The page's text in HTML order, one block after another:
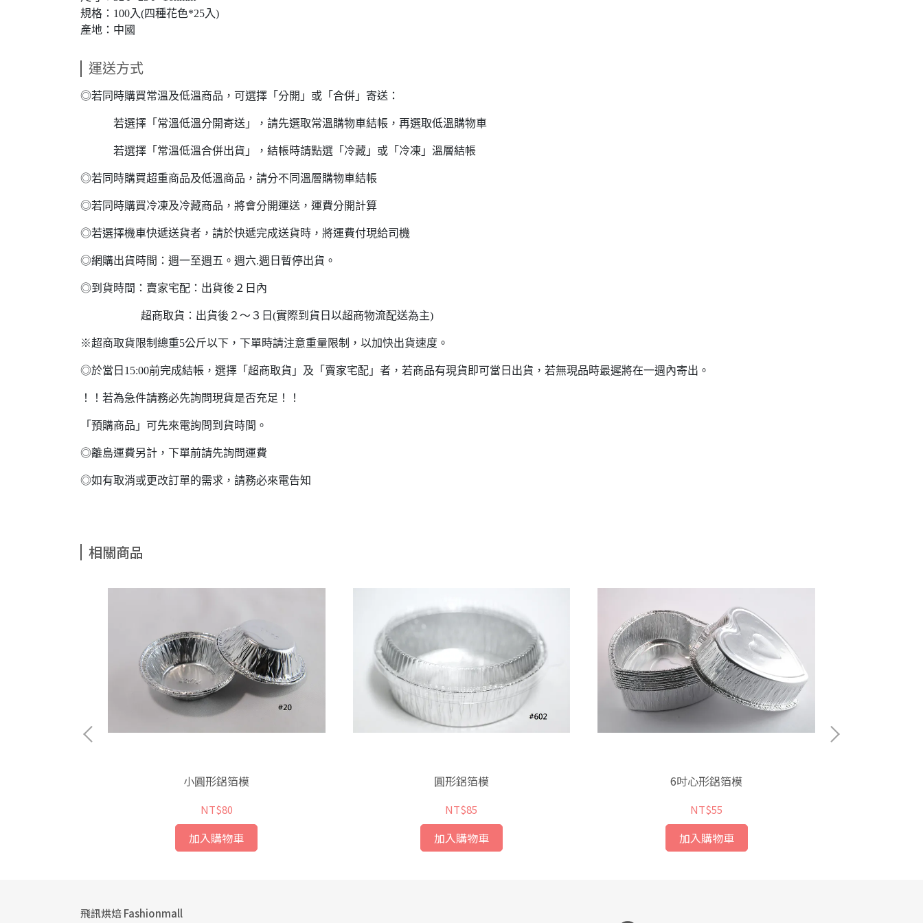
規格：100入(四種花色*25入)
產地：中國
運送方式
◎若同時購買常溫及低溫商品，可選擇「分開」或「合併」寄送：
若選擇「常溫低溫分開寄送」，請先選取常溫購物車結帳，再選取低溫購物車
若選擇「常溫低溫合併出貨」，結帳時請點選「冷藏」或「冷凍」溫層結帳
◎若同時購買超重商品及低溫商品，請分不同溫層購物車結帳
◎若同時購買冷凍及冷藏商品，將會分開運送，運費分開計算
◎若選擇機車快遞送貨者，請於快遞完成送貨時，將運費付現給司機
◎網購出貨時間：週一至週五。週六.週日暫停出貨。
◎到貨時間：賣家宅配：出貨後２日內
超商取貨：出貨後２～３日(實際到貨日以超商物流配送為主)
※超商取貨限制總重5公斤以下，下單時請注意重量限制，以加快出貨速度。
◎於當日15:00前完成結帳，選擇「超商取貨」及「賣家宅配」者，若商品有現貨即可當日出貨，若無現品時最遲將在一週內寄出。
！！若為急件請務必先詢問現貨是否充足！！
「預購商品」可先來電詢問到貨時間。
◎離島運費另計，下單前請先詢問運費
◎如有取消或更改訂單的需求，請務必來電告知
相關商品
小圓形鋁箔模
NT$80
加入購物車
圓形鋁箔模
NT$85
加入購物車
6吋心形鋁箔模
NT$55
加入購物車
飛訊烘焙 Fashionmall